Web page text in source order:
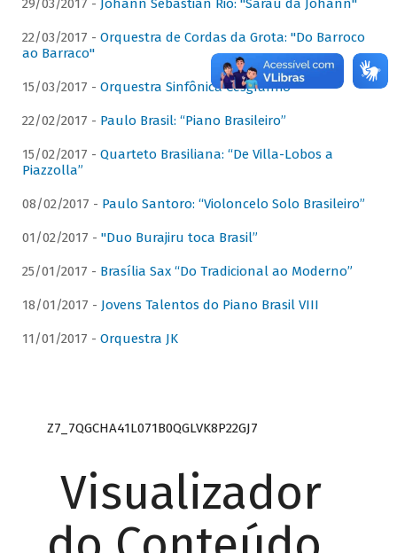
29/03/2017 - Johann Sebastian Rio: "Sarau da Johann"
22/03/2017 - Orquestra de Cordas da Grota: "Do Barroco
ao Barraco"
15/03/2017 - Orquestra Sinfônica Cesgranrio
22/02/2017 - Paulo Brasil: “Piano Brasileiro”
15/02/2017 - Quarteto Brasiliana: “De Villa-Lobos a
Piazzolla”
08/02/2017 - Paulo Santoro: “Violoncelo Solo Brasileiro”
01/02/2017 - "Duo Burajiru toca Brasil”
25/01/2017 - Brasília Sax “Do Tradicional ao Moderno”
18/01/2017 - Jovens Talentos do Piano Brasil VIII
11/01/2017 - Orquestra JK
Z7_7QGCHA41L071B0QGLVK8P22GJ7
Visualizador